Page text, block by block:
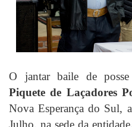
O jantar baile de
Piquete de Laçadores
Nova Esperança do Sul,